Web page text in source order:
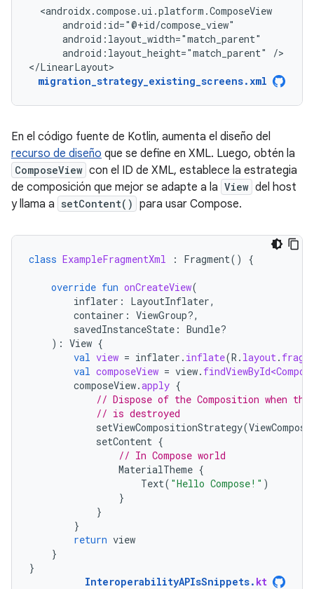
android:layout_height="match_parent"
/>
</LinearLayout>
migration_strategy_existing_screens.xml
En el código fuente de Kotlin, aumenta el diseño del
recurso de diseño que se define en XML. Luego, obtén la
ComposeView con el ID de XML, establece la estrategia
de composición que mejor se adapte a la View del host
y llama a setContent() para usar Compose.
class ExampleFragmentXml : Fragment() {
override fun onCreateView(
inflater : LayoutInflater,
container : ViewGroup?,
savedInstanceState : Bundle?
): View {
val view = inflater . inflate(R . layout.
val composeView = view.
composeView.apply {
// Dispose of the Composition when
// is destroyed
setViewCompositionStrategy(
setContent {
// In Compose world
MaterialTheme {
Text( "Hello Compose!" )
}
}
}
return view
}
}
InteroperabilityAPIsSnippets. kt